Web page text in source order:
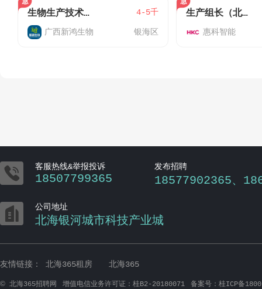
生物生产技术员（应届/可培训） 4-5千
广西新鸿生物 银海区
生产组长（北海惠科五金）
惠科智能
 客服热线&举报投诉
18507799365
发布招聘
18577902365、
 公司地址
北海银河城市科技产业城
友情链接： 北海365租房 北海365
© 北海365招聘网 增值电信业务许可证：桂B2-20180071
备案号：桂ICP备